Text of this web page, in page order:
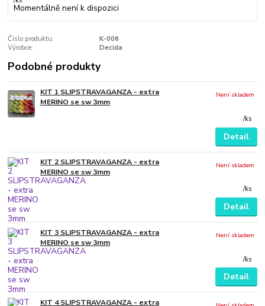
Momentálně není k dispozici
Číslo produktu:
K-006
Výrobce:
Decida
Podobné produkty
KIT 1 SLIPSTRAVAGANZA - extra
MERINO se sw 3mm
/ks
Není skladem
Detail
KIT 2 SLIPSTRAVAGANZA - extra
MERINO se sw 3mm
/ks
Není skladem
Detail
KIT 3 SLIPSTRAVAGANZA - extra
MERINO se sw 3mm
/ks
Není skladem
Detail
KIT 4 SLIPSTRAVAGANZA - extra